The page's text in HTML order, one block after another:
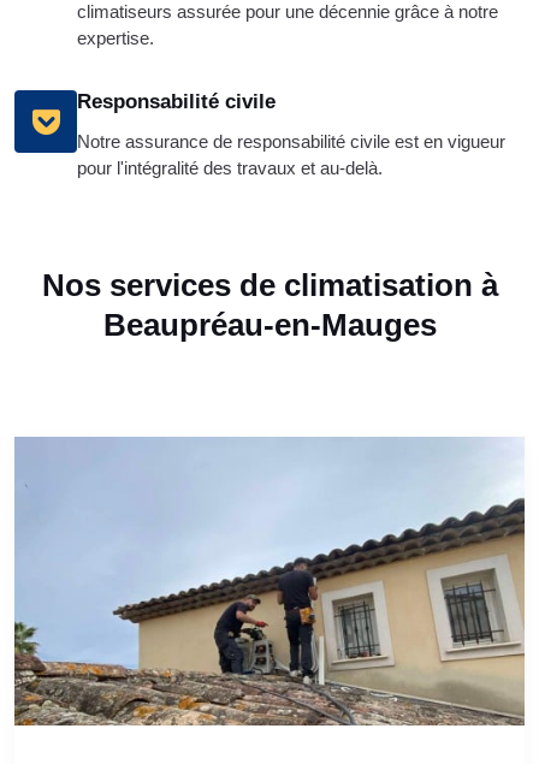
climatiseurs assurée pour une décennie grâce à notre
expertise.
Responsabilité civile
Notre assurance de responsabilité civile est en vigueur
pour l'intégralité des travaux et au-delà.
Nos services de climatisation à
Beaupréau-en-Mauges